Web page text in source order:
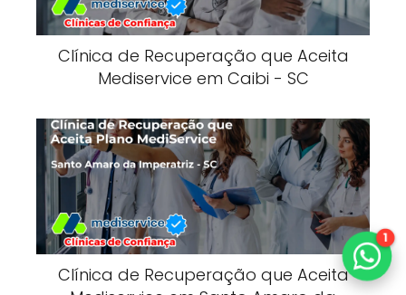
Clínica de Recuperação que Aceita
Mediservice em Caibi - SC
Clínica de Recuperação que Aceita
1